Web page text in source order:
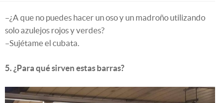
–¿A que no puedes hacer un oso y un madroño utilizando
solo azulejos rojos y verdes?
–Sujétame el cubata.
5. ¿Para qué sirven estas barras?